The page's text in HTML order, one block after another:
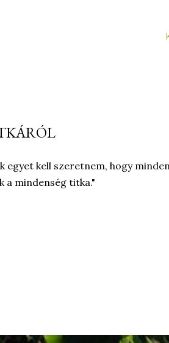
egyet kell szeretnem, hogy
a mindenség titka."